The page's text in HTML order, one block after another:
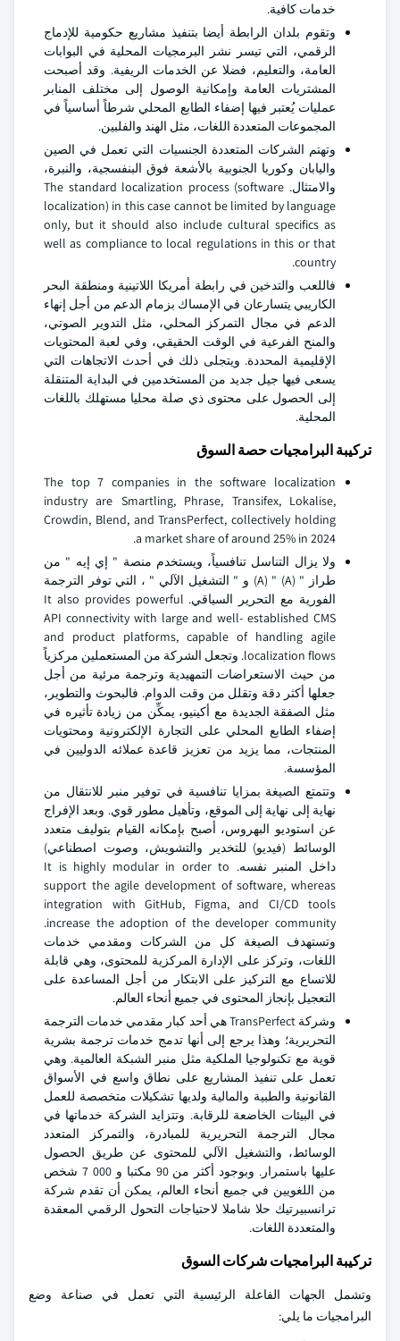
خدمات كافية.
وتقوم بلدان الرابطة أيضا بتنفيذ مشاريع حكومية للإدماج
الرقمي، التي تيسر نشر البرمجيات المحلية في البوابات
العامة، والتعليم، فضلا عن الخدمات الريفية. وقد أصبحت
المشتريات العامة وإمكانية الوصول إلى مختلف المنابر
عمليات يُعتبر فيها إضفاء الطابع المحلي شرطاً أساسياً في
المجموعات المتعددة اللغات، مثل الهند والفلبين.
وتهتم الشركات المتعددة الجنسيات التي تعمل في الصين
واليابان وكوريا الجنوبية بالأشعة فوق البنفسجية، والنبرة،
والامتثال. The standard localization process (software
localization) in this case cannot be limited by language
only, but it should also include cultural specifics as
well as compliance to local regulations in this or that
country.
فاللعب والتدخين في رابطة أمريكا اللاتينية ومنطقة البحر
الكاريبي يتسارعان في الإمساك بزمام الدعم من أجل إنهاء
الدعم في مجال التمركز المحلي، مثل التدوير الصوتي،
والمنح الفرعية في الوقت الحقيقي، وفي لعبة المحتويات
الإقليمية المحددة. ويتجلى ذلك في أحدث الاتجاهات التي
يسعى فيها جيل جديد من المستخدمين في البداية المتنقلة
إلى الحصول على محتوى ذي صلة محليا مستهلك باللغات
المحلية.
تركيبة البرامجيات حصة السوق
The top 7 companies in the software localization
industry are Smartling, Phrase, Transifex, Lokalise,
Crowdin, Blend, and TransPerfect, collectively holding
a market share of around 25% in 2024.
ولا يزال التناسل تنافسياً، ويستخدم منصة " إي إيه " من
طراز " (A) " (A) و " التشغيل الآلي " ، التي توفر الترجمة
الفورية مع التحرير السياقي. It also provides powerful
API connectivity with large and well- established CMS
and product platforms, capable of handling agile
localization flows. وتجعل الشركة من المستعملين مركزياً
من حيث الاستعراضات التمهيدية وترجمة مرئية من أجل
جعلها أكثر دقة وتقلل من وقت الدوام. فالبحوث والتطوير،
مثل الصفقة الجديدة مع أكينيو، يمكِّن من زيادة تأثيره في
إضفاء الطابع المحلي على التجارة الإلكترونية ومحتويات
المنتجات، مما يزيد من تعزيز قاعدة عملائه الدوليين في
المؤسسة.
وتتمتع الصيغة بمزايا تنافسية في توفير منبر للانتقال من
نهاية إلى نهاية إلى الموقع، وتأهيل مطور قوي. وبعد الإفراج
عن استوديو البهروس، أصبح بإمكانه القيام بتوليف متعدد
الوسائط (فيديو) للتخدير والتشويش، وصوت اصطناعي)
داخل المنبر نفسه. It is highly modular in order to
support the agile development of software, whereas
integration with GitHub, Figma, and CI/CD tools
increase the adoption of the developer community.
وتستهدف الصيغة كل من الشركات ومقدمي خدمات
اللغات، وتركز على الإدارة المركزية للمحتوى، وهي قابلة
للاتساع مع التركيز على الابتكار من أجل المساعدة على
التعجيل بإنجاز المحتوى في جميع أنحاء العالم.
وشركة TransPerfect هي أحد كبار مقدمي خدمات الترجمة
التحريرية؛ وهذا يرجع إلى أنها تدمج خدمات ترجمة بشرية
قوية مع تكنولوجيا الملكية مثل منبر الشبكة العالمية. وهي
تعمل على تنفيذ المشاريع على نطاق واسع في الأسواق
القانونية والطبية والمالية ولديها تشكيلات متخصصة للعمل
في البيئات الخاضعة للرقابة. وتتزايد الشركة خدماتها في
مجال الترجمة التحريرية للمبادرة، والتمركز المتعدد
الوسائط، والتشغيل الآلي للمحتوى عن طريق الحصول
عليها باستمرار. وبوجود أكثر من 90 مكتبا و 000 7 شخص
من اللغويين في جميع أنحاء العالم، يمكن أن تقدم شركة
ترانسبيرتيك حلا شاملا لاحتياجات التحول الرقمي المعقدة
والمتعددة اللغات.
تركيبة البرامجيات شركات السوق
وتشمل الجهات الفاعلة الرئيسية التي تعمل في صناعة وضع
البرامجيات ما يلي: